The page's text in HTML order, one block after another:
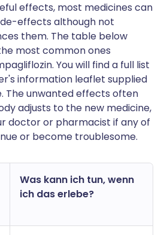
effects, most medicines can
effects although not
them. The table below
most common ones
You will find a full list
information leaflet supplied
The unwanted effects often
adjusts to the new medicine,
doctor or pharmacist if any of
or become troublesome.
Was kann ich tun, wenn
ich das erlebe?